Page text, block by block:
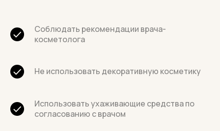
Соблюдать рекомендации врача-
косметолога
Не использовать декоративную косметику
Использовать ухаживающие средства по
согласованию с врачом